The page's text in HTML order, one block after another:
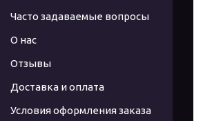
Часто задаваемые вопросы
О нас
Отзывы
Доставка и оплата
Условия оформления заказа